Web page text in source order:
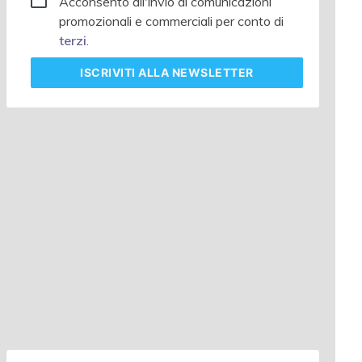
promozionali e commerciali per conto di
terzi.
ISCRIVITIALLA NEWSLETTER